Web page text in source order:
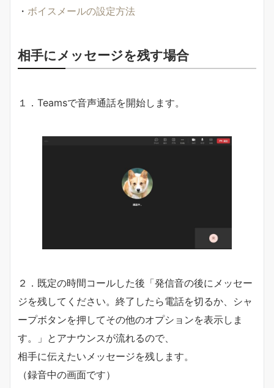
・ ボイスメールの設定方法
相手にメッセージを残す場合
１．Teamsで音声通話を開始します。
２．既定の時間コールした後「発信音の後にメッセー
ジを残してください。終了したら電話を切るか、シャ
ープボタンを押してその他のオプションを表示しま
す。」とアナウンスが流れるので、
相手に伝えたいメッセージを残します。
（録音中の画面です）